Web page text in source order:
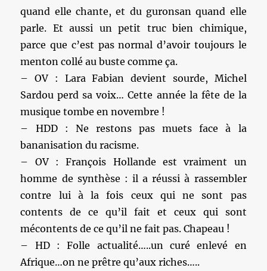
quand elle chante, et du guronsan quand elle
parle. Et aussi un petit truc bien chimique,
parce que c’est pas normal d’avoir toujours le
menton collé au buste comme ça.
– OV : Lara Fabian devient sourde, Michel
Sardou perd sa voix… Cette année la fête de la
musique tombe en novembre !
– HDD : Ne restons pas muets face à la
bananisation du racisme.
– OV : François Hollande est vraiment un
homme de synthèse : il a réussi à rassembler
contre lui à la fois ceux qui ne sont pas
contents de ce qu’il fait et ceux qui sont
mécontents de ce qu’il ne fait pas. Chapeau !
– HD : Folle actualité…..un curé enlevé en
Afrique…on ne prêtre qu’aux riches…..